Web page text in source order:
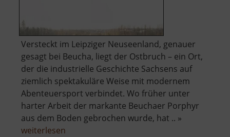
Versteckt im Leipziger Neuseenland, genauer
gesagt bei Beucha, liegt der Ostbruch – ein Ort,
der die industrielle Geschichte Sachsens auf
ziemlich spektakuläre Weise mit modernem
Abenteuersport verbindet. Wo früher unter
harter Arbeit der markante Beuchaer Porphyr
aus dem Boden gebrochen wurde, hat .. »
weiterlesen